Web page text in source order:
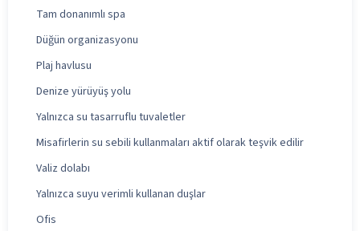
Tam donanımlı spa
Düğün organizasyonu
Plaj havlusu
Denize yürüyüş yolu
Yalnızca su tasarruflu tuvaletler
Misafirlerin su sebili kullanmaları aktif olarak teşvik edilir
Valiz dolabı
Yalnızca suyu verimli kullanan duşlar
Ofis